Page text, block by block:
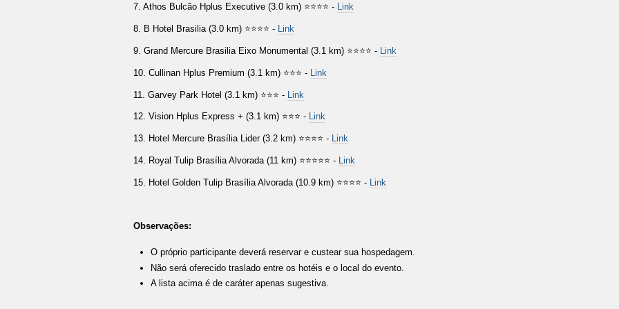
7. Athos Bulcão Hplus Executive (3.0 km) ⭐⭐⭐⭐ - Link
8. B Hotel Brasilia (3.0 km) ⭐⭐⭐⭐ - Link
9. Grand Mercure Brasilia Eixo Monumental (3.1 km) ⭐⭐⭐⭐ - Link
10. Cullinan Hplus Premium (3.1 km) ⭐⭐⭐ - Link
11. Garvey Park Hotel (3.1 km) ⭐⭐⭐ - Link
12. Vision Hplus Express + (3.1 km) ⭐⭐⭐ - Link
13. Hotel Mercure Brasília Lider (3.2 km) ⭐⭐⭐⭐ - Link
14. Royal Tulip Brasília Alvorada (11 km) ⭐⭐⭐⭐⭐ - Link
15. Hotel Golden Tulip Brasília Alvorada (10.9 km) ⭐⭐⭐⭐ - Link
Observações:
O próprio participante deverá reservar e custear sua hospedagem.
Não será oferecido traslado entre os hotéis e o local do evento.
A lista acima é de caráter apenas sugestiva.